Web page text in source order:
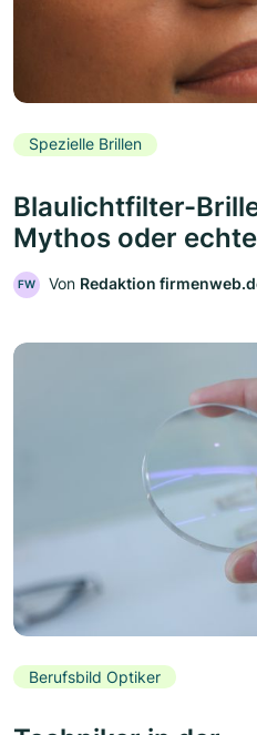
Spezielle Brillen
Blaulichtfilter-
Mythos oder
FW Von Redaktion
Berufsbild Optiker